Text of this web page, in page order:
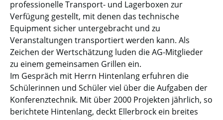
professionelle Transport- und Lagerboxen zur
Verfügung gestellt, mit denen das technische
Equipment sicher untergebracht und zu
Veranstaltungen transportiert werden kann. Als
Zeichen der Wertschätzung luden die AG-Mitglieder
zu einem gemeinsamen Grillen ein.
Im Gespräch mit Herrn Hintenlang erfuhren die
Schülerinnen und Schüler viel über die Aufgaben der
Konferenztechnik. Mit über 2000 Projekten jährlich, so
berichtete Hintenlang, deckt Ellerbrock ein breites